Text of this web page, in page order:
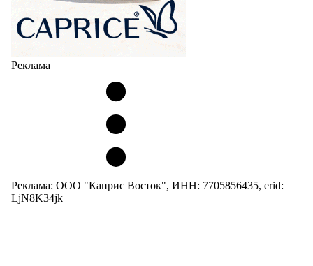
Реклама
Реклама: ООО "Каприс Восток", ИНН: 7705856435, erid:
LjN8K34jk